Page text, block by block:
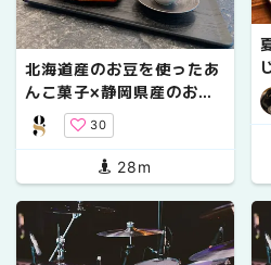
北海道産のお豆を使ったあ
んこ菓子×静岡県産のお茶
で、ほっこりカフェタイ
ム。【あんと茶と】
30
28m